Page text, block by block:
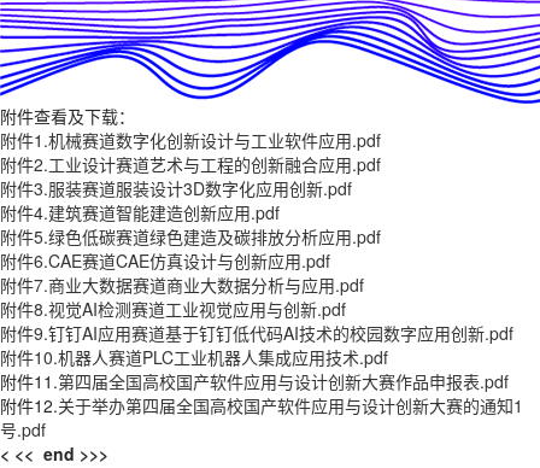
附件查看及下载：
附件1.机械赛道数字化创新设计与工业软件应用.pdf
附件2.工业设计赛道艺术与工程的创新融合应用.pdf
附件3.服装赛道服装设计3D数字化应用创新.pdf
附件4.建筑赛道智能建造创新应用.pdf
附件5.绿色低碳赛道绿色建造及碳排放分析应用.pdf
附件6.CAE赛道CAE仿真设计与创新应用.pdf
附件7.商业大数据赛道商业大数据分析与应用.pdf
附件8.视觉AI检测赛道工业视觉应用与创新.pdf
附件9.钉钉AI应用赛道基于钉钉低代码AI技术的校园数字应用创新.pdf
附件10.机器人赛道PLC工业机器人集成应用技术.pdf
附件11.第四届全国高校国产软件应用与设计创新大赛作品申报表.pdf
附件12.关于举办第四届全国高校国产软件应用与设计创新大赛的通知1
号.pdf
< << end >>>